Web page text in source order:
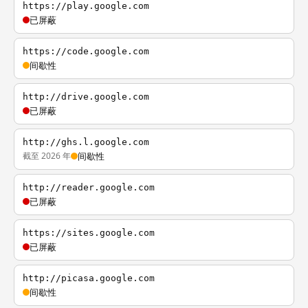
https://play.google.com
已屏蔽
https://code.google.com
间歇性
http://drive.google.com
已屏蔽
http://ghs.l.google.com
截至 2026 年 间歇性
http://reader.google.com
已屏蔽
https://sites.google.com
已屏蔽
http://picasa.google.com
间歇性